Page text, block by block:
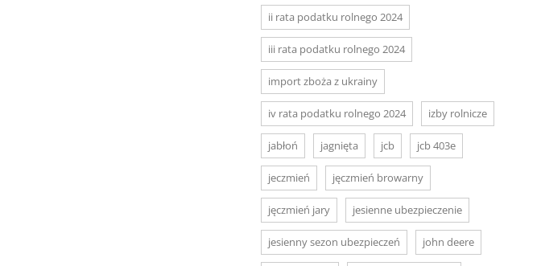
ii rata podatku rolnego 2024
iii rata podatku rolnego 2024
import zboża z ukrainy
iv rata podatku rolnego 2024 izby rolnicze
jabłoń jagnięta jcb jcb 403e
jeczmień jęczmień browarny
jęczmień jary jesienne ubezpieczenie
jesienny sezon ubezpieczeń john deere